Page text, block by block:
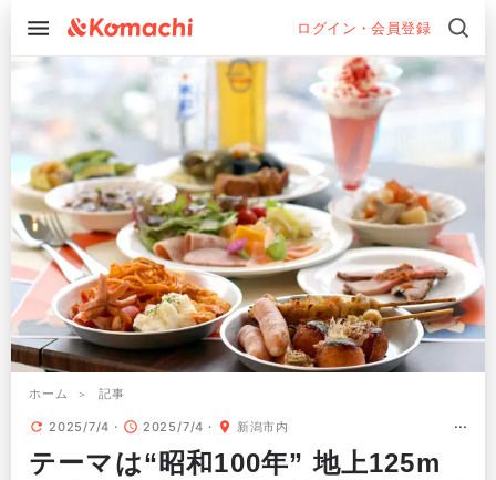
ログイン・会員登録
ホーム 記事
2025/7/4 2025/7/4 新潟市内
テーマは“昭和100年” 地上125m